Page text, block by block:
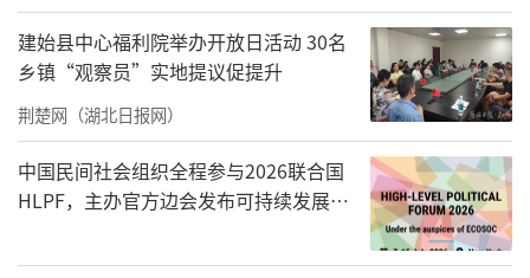
建始县中心福利院举办开放日活动 30名
乡镇“观察员”实地提议促提升
荆楚网（湖北日报网）
中国民间社会组织全程参与2026联合国
HLPF，主办官方边会发布可持续发展标